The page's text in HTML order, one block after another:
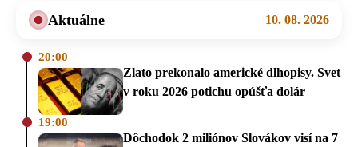
Aktuálne 10. 08. 2026
20:00
Zlato prekonalo americké dlhopisy. Svet
v roku 2026 potichu opúšťa dolár
19:00
Dôchodok 2 miliónov Slovákov visí na 7